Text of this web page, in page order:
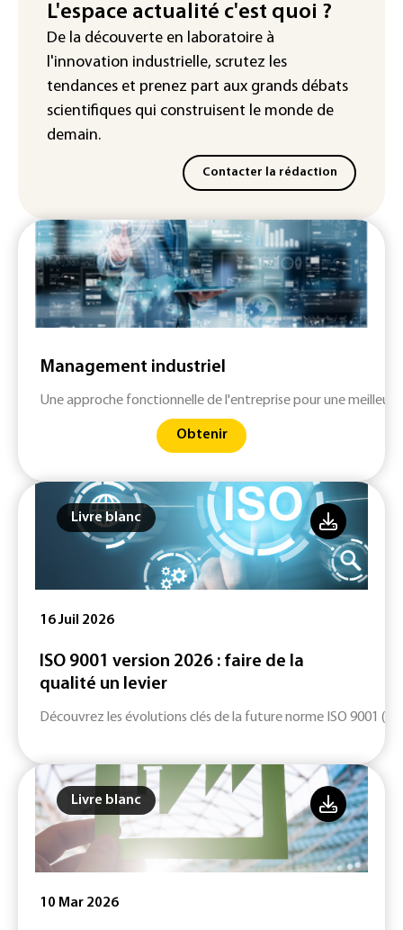
"Retour en force" progressif de la
chaleur dans les prochains jours en
France
L'espace actualité c'est quoi ?
De la découverte en laboratoire à
l'innovation industrielle, scrutez les
tendances et prenez part aux grands débats
scientifiques qui construisent le monde de
demain.
Contacter la rédaction
Management industriel
Une approche fonctionnelle de l'entreprise pour une
Obtenir
Livre blanc
16 Juil 2026
ISO 9001 version 2026 : faire de la
qualité un levier
Découvrez les évolutions clés de la future norme ISO 9001
Livre blanc
10 Mar 2026